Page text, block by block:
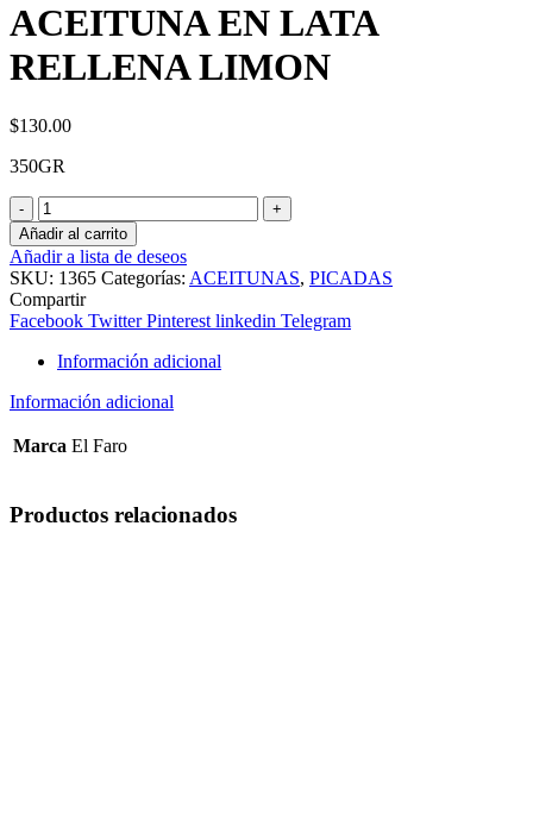
ACEITUNA EN LATA
RELLENA LIMON
$130.00
350GR
ACEITUNA
EN
LATA
RELLENA
LIMON
cantidad
Añadir al carrito
Añadir a lista de deseos
SKU: 1365 Categorías: ACEITUNAS, PICADAS
Compartir
Facebook Twitter Pinterest linkedin Telegram
Información adicional
Información adicional
Marca El Faro
Productos relacionados